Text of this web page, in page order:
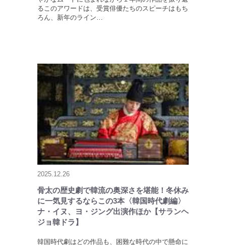
るこのアワードは、受賞俳優たちのスピーチはもち
ろん、新年のライン…
2025.12.26
骨太の歴史劇で韓流の奥深さを堪能！冬休み
に一気見するならこの3本〈韓国時代劇編〉
ナ・イヌ、ヨ・ジング出演作ほか【サランヘ
ジョ韓ドラ】
韓国時代劇はどの作品も、困難な時代の中で懸命に